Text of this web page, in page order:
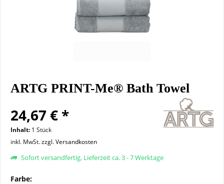
ARTG PRINT-Me® Bath Towel
24,67 € *
Inhalt: 1 Stück
inkl. MwSt.zzgl. Versandkosten
Sofort versandfertig, Lieferzeit ca. 3 - 7 Werktage
Farbe: